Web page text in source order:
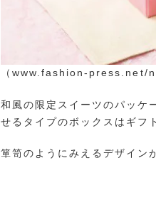
（www.fashion-press.net/
和風の限定スイーツのパッケ
せるタイプのボックスはギフ
箪笥のようにみえるデザイン